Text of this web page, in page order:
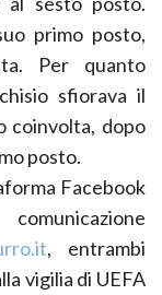
primo posto,
Per quanto
sfiorava il
coinvolta, dopo
posto.
Facebook
, entrambi
vigilia di UEFA